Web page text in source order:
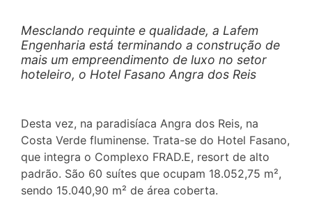
Mesclando requinte e qualidade, a Lafem
Engenharia está terminando a construção de
mais um empreendimento de luxo no setor
hoteleiro, o Hotel Fasano Angra dos Reis
Desta vez, na paradisíaca Angra dos Reis, na
Costa Verde fluminense. Trata-se do Hotel Fasano,
que integra o Complexo FRAD.E, resort de alto
padrão. São 60 suítes que ocupam 18.052,75 m²,
sendo 15.040,90 m² de área coberta.